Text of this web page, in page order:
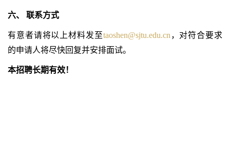
六、 联系方式
有意者请将以上材料发至taoshen@sjtu.edu.cn ，对符合要求
的申请人将尽快回复并安排面试。
本招聘长期有效！